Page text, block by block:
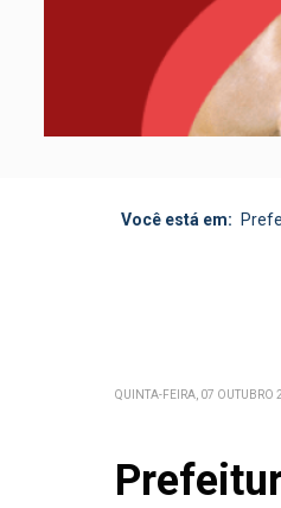
Você está em:
QUINTA-FEIRA, 07 OUTUBRO